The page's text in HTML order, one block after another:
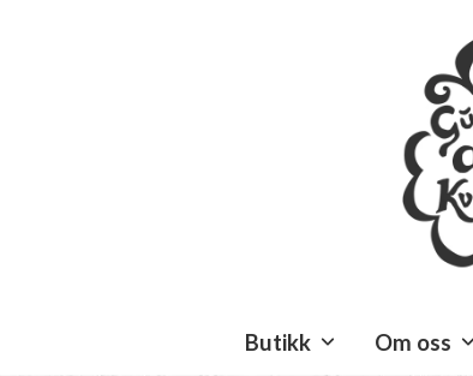
Butikk Om oss